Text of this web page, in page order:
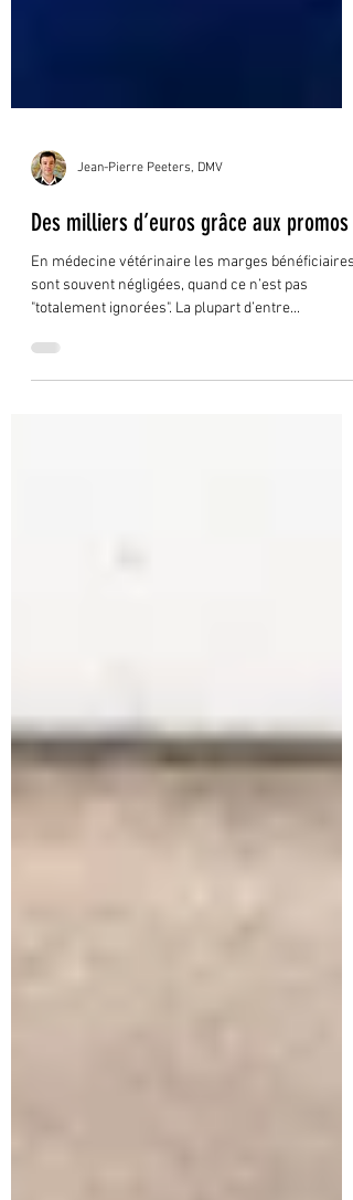
Jean-Pierre Peeters, DMV
Des milliers d’euros grâce aux promos
En médecine vétérinaire les marges bénéficiaires
sont souvent négligées, quand ce n’est pas